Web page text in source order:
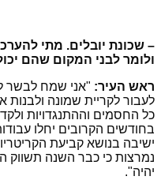
– שכונת יובלים. מתי
ולומר לבני המקום שהם
ראש העיר: "אני שמח לבשר
לעבור לקריית שמונה
כל החסמים וההתנגדויות
בחודשים הקרובים יחלו
ישיבה בנושא קביעת
נמרצות כי כבר השנה תשווק
יהיה".